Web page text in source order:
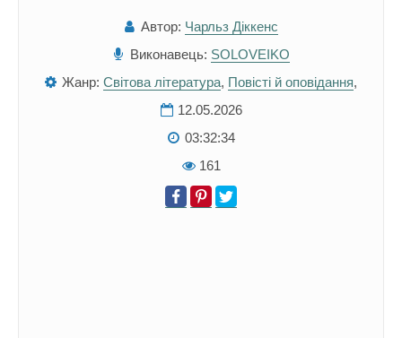
Автор: Чарльз Діккенс
Виконавець: SOLOVEIKO
Жанр: Світова література, Повісті й оповідання,
12.05.2026
03:32:34
161